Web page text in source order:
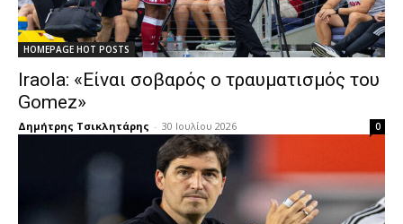
HOMEPAGE HOT POSTS
Iraola: «Είναι σοβαρός ο τραυματισμός του
Gomez»
Δημήτρης Τσικλητάρης - 30 Ιουλίου 2026 0